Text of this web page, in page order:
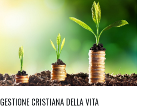
CRISTIANA DELLA VITA